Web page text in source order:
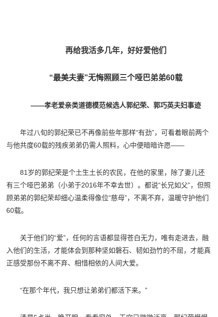
再给我活多几年，好好爱他们
“最美夫妻”无悔照顾三个哑巴弟弟60载
——孝老爱亲类道德模范候选人郭纪荣、郭巧英夫妇事迹
年过八旬的郭纪荣已不再像前些年那样“有劲”，可看着眼前两个
与他共度60载的残疾弟弟仍需人照料，心中便暗暗许愿——
81岁的郭纪荣是个土生土长的农民，在他的家里，除了妻儿还
有三个哑巴弟弟（小弟于2016年不幸去世）。都说“长兄如父”，但照
顾弟弟的郭纪荣却细心温柔得像位“慈母”，不离不弃，温暖守护他们
60载。
关于他们的“爱”，任何的言语都显得苍白无力，唯有走进去，融
入他们的生活，才能体会到那种坚如磐石、韧如劲竹的不屈，才能真
正感受那份不离不弃、相惜相依的人间大爱。
“在那个年代，我只想让弟弟们都活下来。”